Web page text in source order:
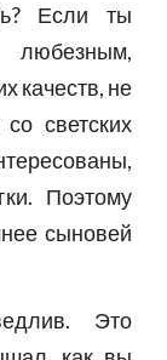
Если ты
любезным,
качеств, не
светских
Поэтому
сыновей
Это